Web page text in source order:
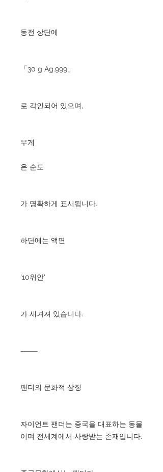
동전 상단에
「30 g Ag.999」
로 각인되어 있으며,
무게
은 순도
가 명확하게 표시됩니다.
하단에는 액면
'10위안'
가 새겨져 있습니다.
⸻
팬더의 문화적 상징
자이언트 팬더는 중국을 대표하는 동물
이며 전세계에서 사랑받는 존재입니다.